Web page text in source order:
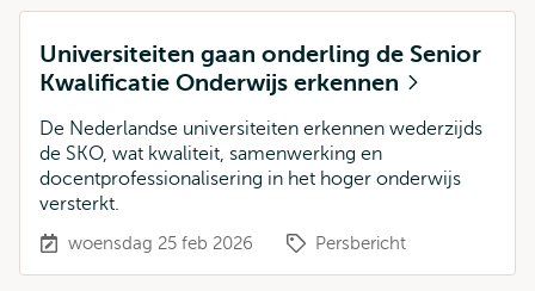
Universiteiten gaan onderling de Senior
Kwalificatie Onderwijs erkennen
De Nederlandse universiteiten erkennen wederzijds
de SKO, wat kwaliteit, samenwerking en
docentprofessionalisering in het hoger onderwijs
versterkt.
woensdag 25 feb 2026 Persbericht